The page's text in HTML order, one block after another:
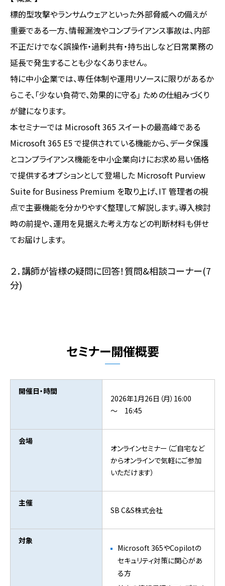
標的型攻撃やランサムウェアといった外部脅威への備えが
重要である一方、情報漏洩やコンプライアンス事故は、内部
不正だけでなく誤操作・過剰共有・持ち出しなど日常業務の
延長で発生することも少なくありません。
特に中小企業では、専任体制や運用リソースに限りがあるか
らこそ、「少ない負荷で、効果的に守る」 ための仕組みづくり
が鍵になります。
本セミナーでは Microsoft 365 スイートの最高峰である
Microsoft 365 E5 で提供されている機能から、データ保護
とコンプライアンス機能を中小企業向けにお求め易い価格
で提供するオプションとして登場した Microsoft Purview
Suite for Business Premium を取り上げ、IT 管理者の視
点で主要機能を分かりやすく整理して解説します。導入検討
時の前提や、運用を見据えた考え方などの判断材料も併せ
てお届けします。
２．講師が皆様の疑問に回答！質問&相談コーナー(7
分)
セミナー開催概要
開催日・時間
2026年1月26日（月）16:00
～ 16:45
会場
オンラインセミナー（ご自宅など
からオンラインで気軽にご参加
いただけます）
主催
SB C&S株式会社
対象
Microsoft 365やCopilotの
セキュリティ対策に関心があ
る方